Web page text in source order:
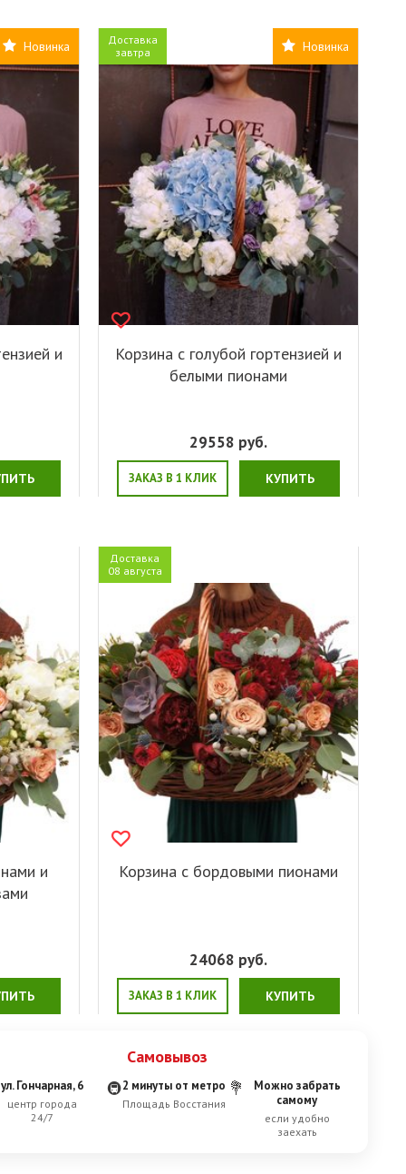
Новинка
и
Доставка
завтра
Новинка
Корзина с голубой гортензией и
белыми пионами
29558 руб.
ЗАКАЗ В 1 КЛИК КУПИТЬ
и
Доставка
08 августа
Корзина с бордовыми пионами
24068 руб.
ЗАКАЗ В 1 КЛИК КУПИТЬ
Самовывоз
ул. Гончарная, 6
центр города
24/7
🚇2 минуты от метро
Площадь Восстания
💐
Можно забрать
самому
если удобно
заехать